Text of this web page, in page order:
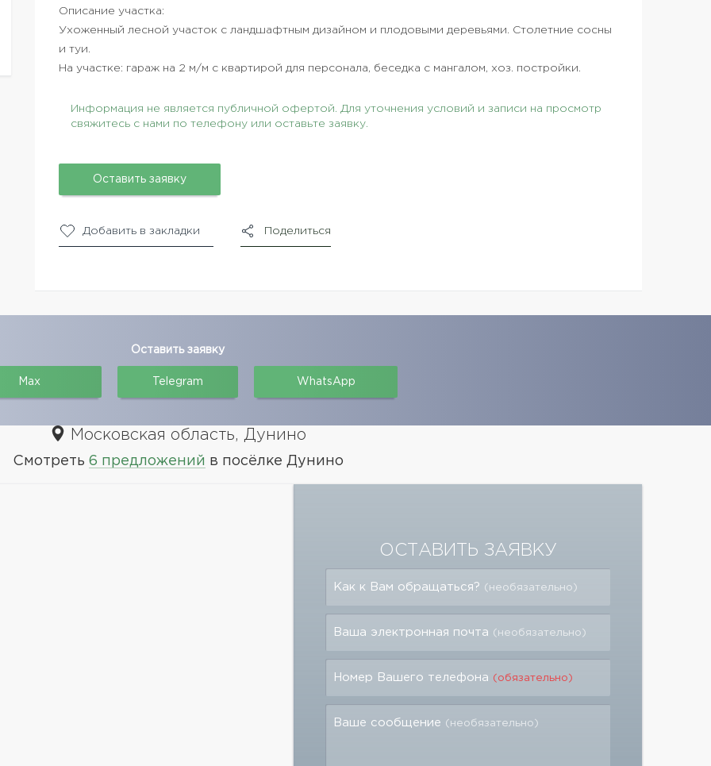
Описание участка:
Ухоженный лесной участок с ландшафтным дизайном и плодовыми деревьями. Столетние сосны
и туи.
На участке: гараж на 2 м/м с квартирой для персонала, беседка с мангалом, хоз. постройки.
Информация не является публичной офертой. Для уточнения условий и записи на просмотр
свяжитесь с нами по телефону или оставьте заявку.
Оставить заявку
Добавить в закладки Поделиться
Оставить заявку
Max Telegram WhatsApp
Московская область, Дунино
Смотреть 6 предложений в посёлке Дунино
ОСТАВИТЬ ЗАЯВКУ
Как к Вам обращаться? (необязательно)
Ваша электронная почта (необязательно)
Номер Вашего телефона (обязательно)
Ваше сообщение (необязательно)